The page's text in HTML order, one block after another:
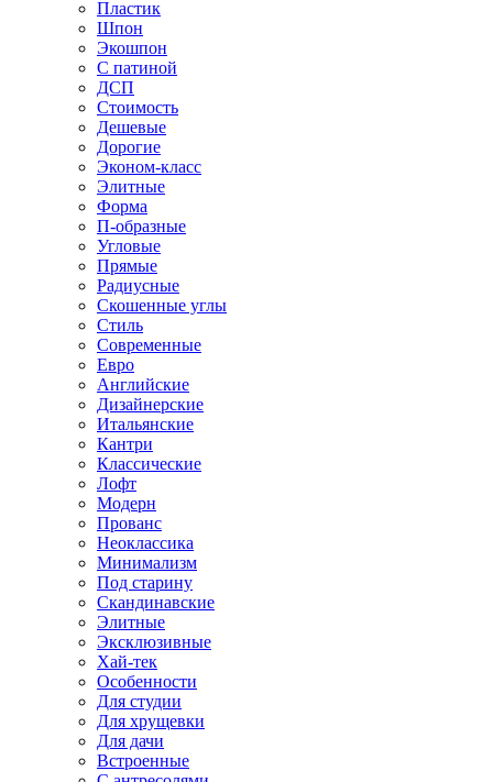
Пластик
Шпон
Экошпон
С патиной
ДСП
Стоимость
Дешевые
Дорогие
Эконом-класс
Элитные
Форма
П-образные
Угловые
Прямые
Радиусные
Скошенные углы
Стиль
Современные
Евро
Английские
Дизайнерские
Итальянские
Кантри
Классические
Лофт
Модерн
Прованс
Неоклассика
Минимализм
Под старину
Скандинавские
Элитные
Эксклюзивные
Хай-тек
Особенности
Для студии
Для хрущевки
Для дачи
Встроенные